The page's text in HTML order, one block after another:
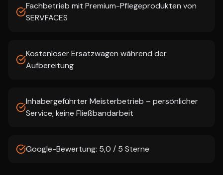
Fachbetrieb mit Premium-Pflegeprodukten von
SERVFACES
Kostenloser Ersatzwagen während der
Aufbereitung
Inhabergeführter Meisterbetrieb – persönlicher
Service, keine Fließbandarbeit
Google-Bewertung: 5,0 / 5 Sterne